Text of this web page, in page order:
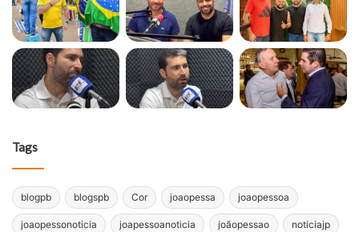
Tags
blogpb blogspb Cor joaopessa joaopessoa
joaopessonoticia joapessoanoticia joãopessao noticiajp